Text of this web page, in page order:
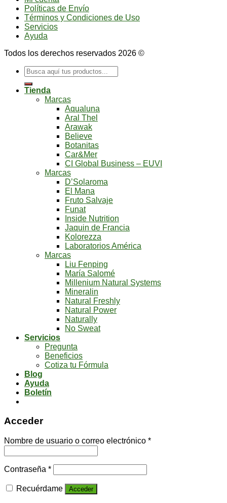
Políticas de Envío
Términos y Condiciones de Uso
Servicios
Ayuda
Todos los derechos reservados 2026 ©
Buscar
por:
Tienda
Marcas
Aqualuna
Aral Thel
Arawak
Believe
Botanitas
Car&Mer
CI Global Business – EUVI
Marcas
D’Solaroma
El Mana
Fruto Salvaje
Funat
Inside Nutrition
Jaquin de Francia
Kolorezza
Laboratorios América
Marcas
Liu Fenping
María Salomé
Millenium Natural Systems
Mineralin
Natural Freshly
Natural Power
Naturally
No Sweat
Servicios
Pregunta
Beneficios
Cotiza tu Fórmula
Blog
Ayuda
Boletín
Acceder
Nombre de usuario o correo electrónico *
Contraseña *
Recuérdame Acceder